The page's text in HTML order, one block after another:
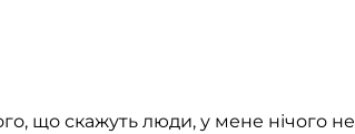
що скажуть люди, у мене нічого не